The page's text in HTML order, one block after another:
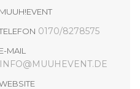
0170/8278575
MAIL
INFO@MUUHEVENT.DE